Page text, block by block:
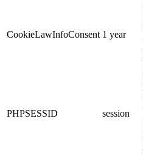
CookieLawInfoConsent 1 year
PHPSESSID session